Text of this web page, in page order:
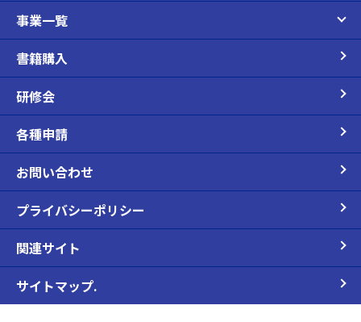
事業一覧
書籍購入
研修会
各種申請
お問い合わせ
プライバシーポリシー
関連サイト
サイトマップ.